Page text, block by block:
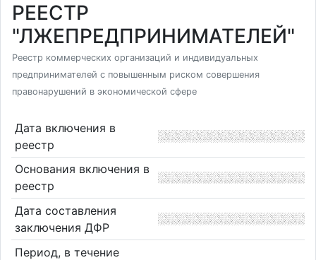
РЕЕСТР
"ЛЖЕПРЕДПРИНИМАТЕЛЕЙ"
Реестр коммерческих организаций и индивидуальных
предпринимателей с повышенным риском совершения
правонарушений в экономической сфере
Дата включения в
реестр
Основания включения в
реестр
Дата составления
заключения ДФР
Период, в течение